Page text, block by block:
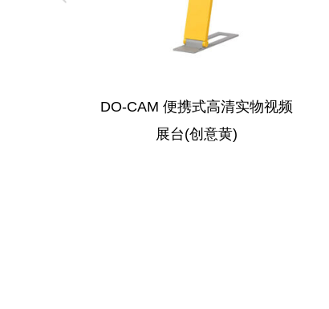
PREVIOUS
DO-CAM 便携式高清实物视频
展台(创意黄)